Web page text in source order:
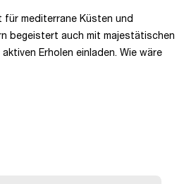
mediterrane Küsten und
begeistert auch mit majestätischen
Erholen einladen. Wie wäre